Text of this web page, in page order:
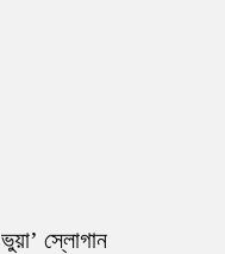
স্লোগান